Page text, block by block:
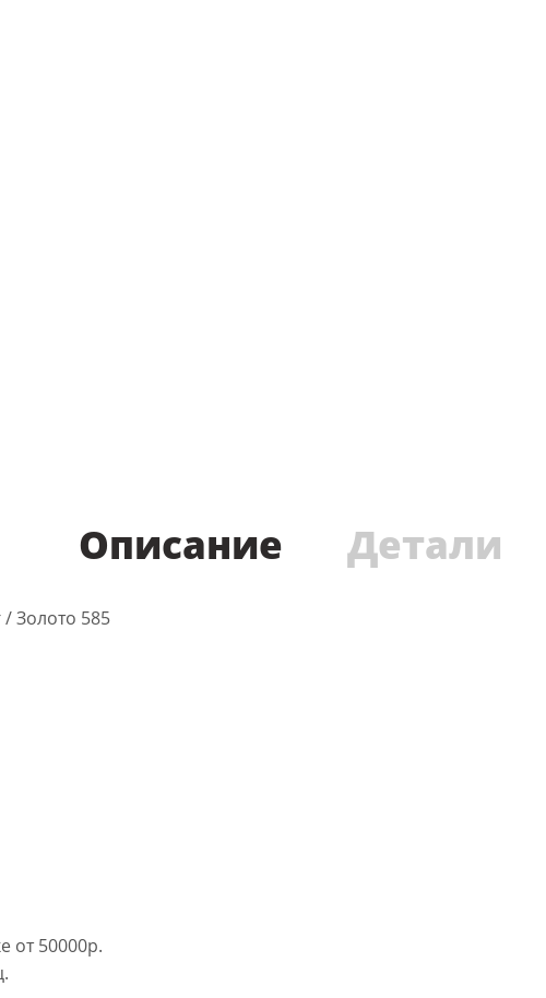
Описание Детали
/ Золото 585
от 50000р.